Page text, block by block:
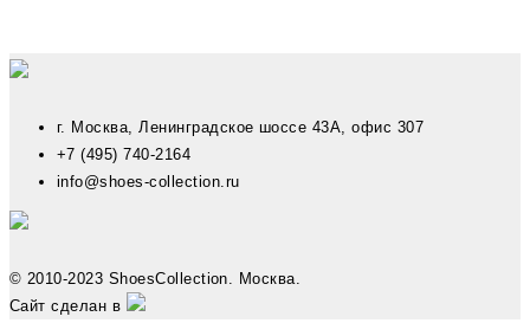
г. Москва, Ленинградское шоссе 43А, офис 307
+7 (495) 740-2164
info@shoes-collection.ru
© 2010-2023 ShoesCollection. Москва.
Сайт сделан в